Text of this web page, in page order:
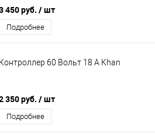
450 руб. / шт
Подробнее
Контроллер 60 Вольт 18 A Khan
350 руб. / шт
Подробнее